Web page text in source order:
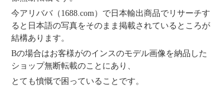
今アリババ（1688.com）で日本輸出商品でリサーチす
ると日本語の写真をそのまま掲載されているところが
結構あります。
Bの場合はお客様がのインスのモデル画像を納品した
ショップ無断転載のことにあり、
とても憤慨で困っていることです。